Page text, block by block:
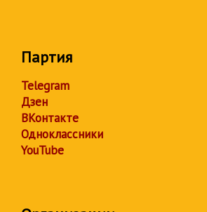
Партия
Telegram
Дзен
ВКонтакте
Одноклассники
YouTube